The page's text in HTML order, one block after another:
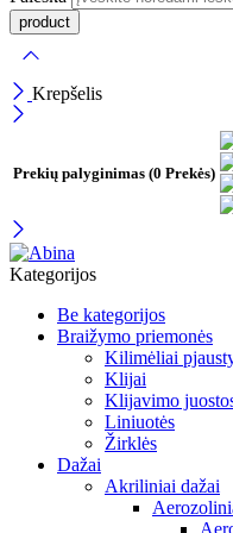
Krepšelis
Prekių palyginimas (0 Prekės)
Kategorijos
Be kategorijos
Braižymo priemonės
Kilimėliai
Klijai
Klijavimo
Liniuotės
Žirklės
Dažai
Akriliniai dažai